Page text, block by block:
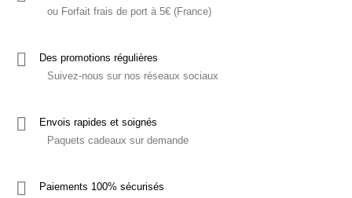
ou Forfait frais de port à 5€ (France)
Des promotions régulières
Suivez-nous sur nos réseaux sociaux
Envois rapides et soignés
Paquets cadeaux sur demande
Paiements 100% sécurisés